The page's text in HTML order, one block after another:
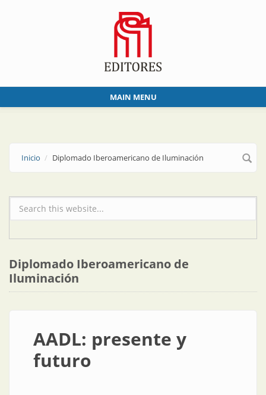
MAIN MENU
Inicio Diplomado Iberoamericano de Iluminación
Formulario de búsqueda
Diplomado Iberoamericano de
Iluminación
AADL: presente y
futuro